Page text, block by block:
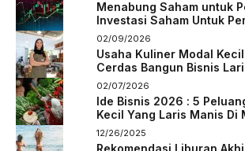
Menabung Saham untuk
Investasi Saham Untuk
02/09/2026
Usaha Kuliner Modal
Cerdas Bangun Bisnis
Persaingan
02/07/2026
Ide Bisnis 2026 : 5
Kecil Yang Laris Manis Di
12/26/2025
Rekomendasi Liburan